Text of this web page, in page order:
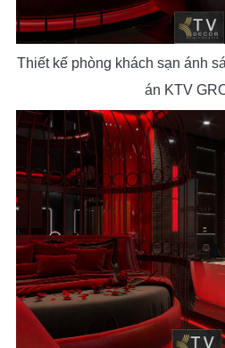
Thiết kế phòng khách sạn ánh
án KTV